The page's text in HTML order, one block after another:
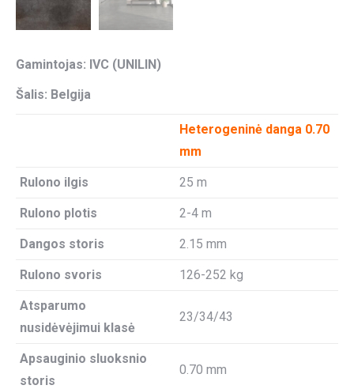
Gamintojas: IVC (UNILIN)
Šalis: Belgija
Heterogeninė danga 0.70
mm
Rulono ilgis 25 m
Rulono plotis 2-4 m
Dangos storis 2.15 mm
Rulono svoris 126-252 kg
Atsparumo
nusidėvėjimui klasė
23/34/43
Apsauginio sluoksnio
storis
0.70 mm